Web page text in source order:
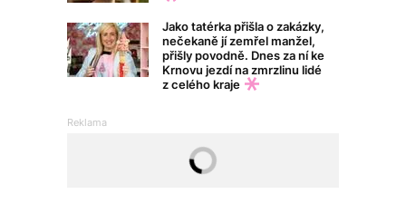
Jako tatérka přišla o zakázky,
nečekaně jí zemřel manžel,
přišly povodně. Dnes za ní ke
Krnovu jezdí na zmrzlinu lidé
z celého kraje